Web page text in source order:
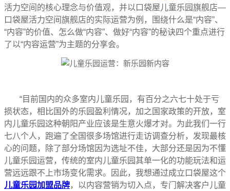
活力空间的核心理念与价值观，并以口袋屋儿童乐园旗舰店—
口袋屋活力空间旗舰店的实际运营为例，围绕什么是“内容”、
“内容”的价值、怎么做“内容”、做好“内容”的秘诀四个重点进行
了以“内容运营”为主题的分享会。
“目前国内的众多室内儿童乐园，有百分之六七十处于亏
损状态，相比国外的乐园盈利情况，加之国家政策的开放，室
内儿童乐园这种朝阳产业应该是生意火爆才对。为此我们一行
七八个人，跑遍了全国很多场馆进行走访调查分析，发现最核
心的问题，除了部分场馆因为选址不佳，大部分还是因为不懂
儿童乐园运营，传统的室内儿童乐园其单一化的功能玩法和运
营远远跟不上市场变化需求。因此，我想通过成立口袋屋这个
儿童乐园加盟品牌，以内容营销为切入点，专门解决客户儿童